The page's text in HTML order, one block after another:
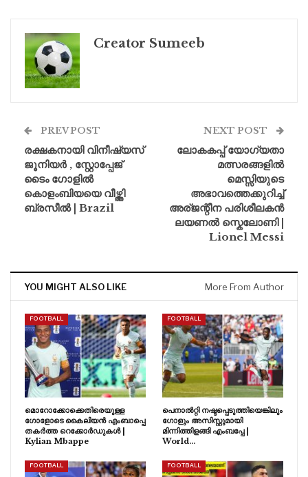
Creator Sumeeb
PREV POST
രക്ഷകനായി വിനീഷ്യസ്
ജൂനിയർ , സ്റ്റോപ്പേജ്
ടൈം ഗോളിൽ
കൊളംബിയയെ വീഴ്ത്തി
ബ്രസീൽ | Brazil
NEXT POST
ലോകകപ്പ് യോഗ്യതാ
മത്സരങ്ങളിൽ
മെസ്സിയുടെ
അഭാവത്തെക്കുറിച്ച്
അര്ജന്റീന പരിശീലകൻ
ലയണൽ സ്കെലോണി |
Lionel Messi
YOU MIGHT ALSO LIKE More From Author
FOOTBALL
മൊറോക്കോക്കെതിരെയുള്ള
ഗോളോടെ കൈലിയൻ എംബാപ്പെ
തകർത്ത റെക്കോർഡുകൾ |
Kylian Mbappe
FOOTBALL
പെനാൽറ്റി നഷ്ടപ്പെടുത്തിയെങ്കിലും
ഗോളും അസിസ്റ്റുമായി
മിന്നിത്തിളങ്ങി എംബപ്പേ |
World…
FOOTBALL FOOTBALL